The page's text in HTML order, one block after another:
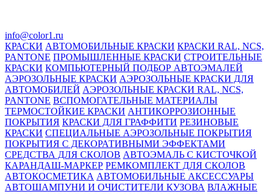
info@color1.ru
КРАСКИ АВТОМОБИЛЬНЫЕ КРАСКИ КРАСКИ RAL, NCS,
PANTONE ПРОМЫШЛЕННЫЕ КРАСКИ СТРОИТЕЛЬНЫЕ
КРАСКИ КОМПЬЮТЕРНЫЙ ПОДБОР АВТОЭМАЛЕЙ
АЭРОЗОЛЬНЫЕ КРАСКИ АЭРОЗОЛЬНЫЕ КРАСКИ ДЛЯ
АВТОМОБИЛЕЙ АЭРОЗОЛЬНЫЕ КРАСКИ RAL, NCS,
PANTONE ВСПОМОГАТЕЛЬНЫЕ МАТЕРИАЛЫ
ТЕРМОСТОЙКИЕ КРАСКИ АНТИКОРРОЗИОННЫЕ
ПОКРЫТИЯ КРАСКИ ДЛЯ ГРАФФИТИ РЕЗИНОВЫЕ
КРАСКИ СПЕЦИАЛЬНЫЕ АЭРОЗОЛЬНЫЕ ПОКРЫТИЯ
ПОКРЫТИЯ С ДЕКОРАТИВНЫМИ ЭФФЕКТАМИ
СРЕДСТВА ДЛЯ СКОЛОВ АВТОЭМАЛЬ С КИСТОЧКОЙ
КАРАНДАШ-МАРКЕР РЕМКОМПЛЕКТ ДЛЯ СКОЛОВ
АВТОКОСМЕТИКА АВТОМОБИЛЬНЫЕ АКСЕССУАРЫ
АВТОШАМПУНИ И ОЧИСТИТЕЛИ КУЗОВА ВЛАЖНЫЕ